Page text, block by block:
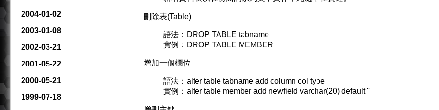
2004-01-02
2003-01-08
2002-03-21
2001-05-22
2000-05-21
1999-07-18
刪除表(Table)
語法：DROP TABLE tabname
實例：DROP TABLE MEMBER
增加一個欄位
語法：alter table tabname add column col type
實例：alter table member add newfield varchar(20) default ''